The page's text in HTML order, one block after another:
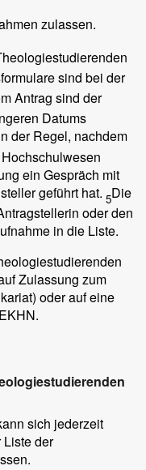
zulassen.
sind bei der
Antrag sind der
Datums
der Regel, nachdem
ein Gespräch mit
geführt hat. 5Die
oder den
in die Liste.
Zulassung zum
oder auf eine
sich jederzeit
der